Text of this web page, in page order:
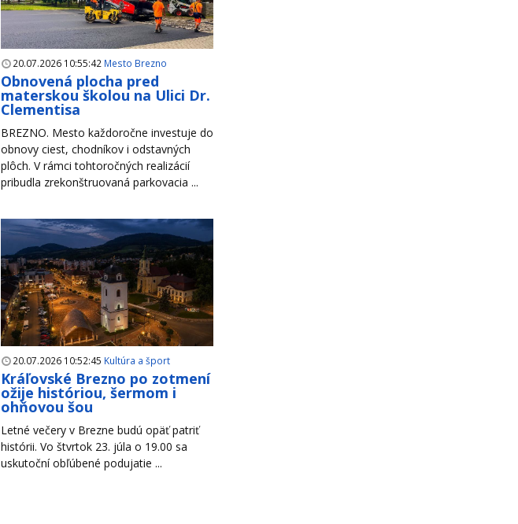
20.07.2026 10:55:42 Mesto Brezno
Obnovená plocha pred
materskou školou na Ulici Dr.
Clementisa
BREZNO. Mesto každoročne investuje do
obnovy ciest, chodníkov i odstavných
plôch. V rámci tohtoročných realizácií
pribudla zrekonštruovaná parkovacia ...
20.07.2026 10:52:45 Kultúra a šport
Kráľovské Brezno po zotmení
ožije históriou, šermom i
ohňovou šou
Letné večery v Brezne budú opäť patriť
histórii. Vo štvrtok 23. júla o 19.00 sa
uskutoční obľúbené podujatie ...